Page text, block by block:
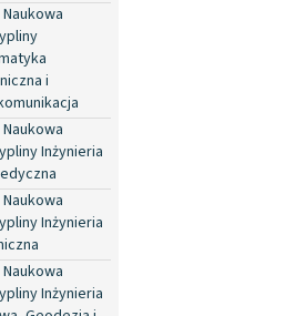
i
Inżynieria
Inżynieria
Inżynieria